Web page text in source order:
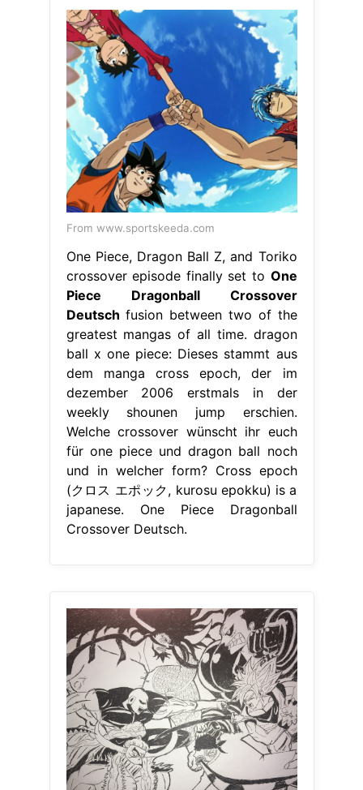
From www.sportskeeda.com
One Piece, Dragon Ball Z, and Toriko
crossover episode finally set to One
Piece Dragonball Crossover
Deutsch fusion between two of the
greatest mangas of all time. dragon
ball x one piece: Dieses stammt aus
dem manga cross epoch, der im
dezember 2006 erstmals in der
weekly shounen jump erschien.
Welche crossover wünscht ihr euch
für one piece und dragon ball noch
und in welcher form? Cross epoch
(クロス エポック, kurosu epokku) is a
japanese. One Piece Dragonball
Crossover Deutsch.